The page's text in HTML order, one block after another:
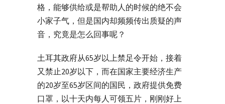
格，能够供给或是帮助人的时候的绝不会
小家子气，但是国内却频频传出质疑的声
音，究竟是怎么回事呢？
土耳其政府从65岁以上禁足令开始，接着
又禁止20岁以下，而在国家主要经济生产
的20岁至65岁区间的国民，政府提供免费
口罩，以十天内每人可领五片，刚刚好上